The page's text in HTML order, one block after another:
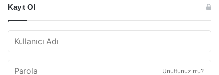
Kayıt Ol
Unuttunuz mu?